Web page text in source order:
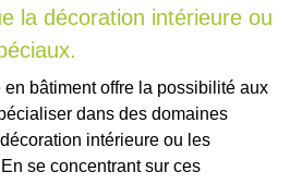
la décoration intérieure ou
en bâtiment offre la possibilité aux
dans des domaines
intérieure ou les
se concentrant sur ces